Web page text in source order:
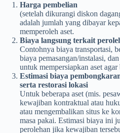
Harga pembelian
(setelah dikurangi diskon
adalah jumlah yang dibayar
memperoleh aset.
Biaya langsung terkait
Contohnya biaya transportasi,
biaya pemasangan/instalasi,
untuk mempersiapkan aset
Estimasi biaya
serta restorasi lokasi
Untuk beberapa aset (mis.
kewajiban kontraktual atau
atau mengembalikan situs ke
masa pakai. Estimasi biaya ini
perolehan jika kewajiban